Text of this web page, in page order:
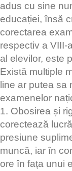
adus cu sine
educației, însă
corectarea
respectiv a VIII-
al elevilor, este
Există multiple
line ar putea
examenelor
1. Obosirea și
corectează
presiune
muncă, iar în
ore în fața unui